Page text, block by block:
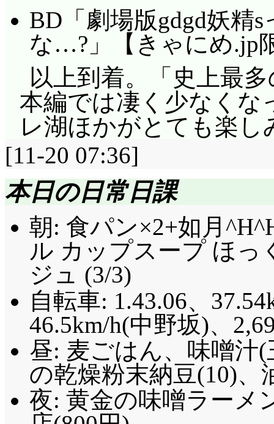
BD「劇場版gdgd妖精
な…?」【きゃにめ.jp
以上到着。「史上最
本編では凄く少なくな
レ湖ほかがとても楽し
[11-20 07:36]
本日の日常日課
朝: 食パン×2+如月
ル カップスープ ほっ
ジュ (3/3)
自転車: 1.43.06、
46.5km/h(中野坂)、
昼: 麦ごはん、味噌汁
の乾燥粉末納豆(10)、
夜: 黄金の味噌ラーメ